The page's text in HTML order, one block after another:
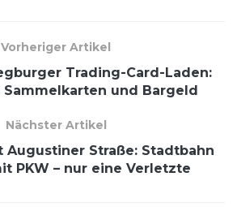
Vorheriger Artikel
Trading-Card-Laden:
und Bargeld
Nächster Artikel
Augustiner Straße: Stadtbahn
PKW – nur eine Verletzte